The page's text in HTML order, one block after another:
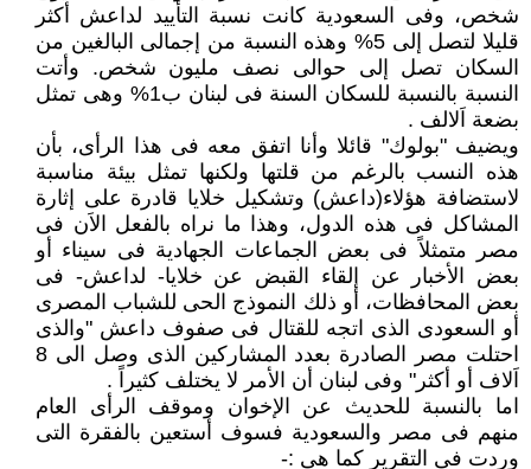
شخص، وفى السعودية كانت نسبة التأييد لداعش أكثر
قليلا لتصل إلى 5% وهذه النسبة من إجمالى البالغين من
السكان تصل إلى حوالى نصف مليون شخص. وأتت
النسبة بالنسبة للسكان السنة فى لبنان ب1% وهى تمثل
بضعة اَلالف .
ويضيف "بولوك" قائلا وأنا اتفق معه فى هذا الرأى، بأن
هذه النسب بالرغم من قلتها ولكنها تمثل بيئة مناسبة
لاستضافة هؤلاء(داعش) وتشكيل خلايا قادرة على إثارة
المشاكل فى هذه الدول، وهذا ما نراه بالفعل الاَن فى
مصر متمثلاً فى بعض الجماعات الجهادية فى سيناء أو
بعض الأخبار عن إلقاء القبض عن خلايا- لداعش- فى
بعض المحافظات، أو ذلك النموذج الحى للشباب المصرى
أو السعودى الذى اتجه للقتال فى صفوف داعش "والذى
احتلت مصر الصادرة بعدد المشاركين الذى وصل الى 8
اَلاف أو أكثر" وفى لبنان أن الأمر لا يختلف كثيراً .
اما بالنسبة للحديث عن الإخوان وموقف الرأى العام
منهم فى مصر والسعودية فسوف أستعين بالفقرة التى
وردت فى التقرير كما هى :-